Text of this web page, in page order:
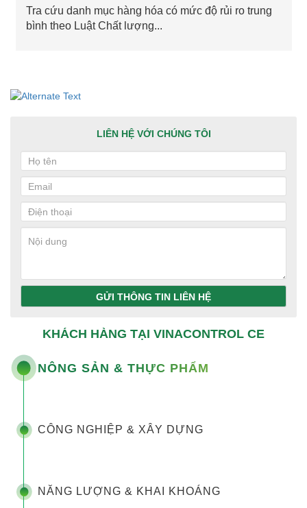
Tra cứu danh mục hàng hóa có mức độ rủi ro trung
bình theo Luật Chất lượng...
LIÊN HỆ VỚI CHÚNG TÔI
GỬI THÔNG TIN LIÊN HỆ
KHÁCH HÀNG TẠI VINACONTROL CE
NÔNG SẢN & THỰC PHẨM
CÔNG NGHIỆP & XÂY DỰNG
NĂNG LƯỢNG & KHAI KHOÁNG